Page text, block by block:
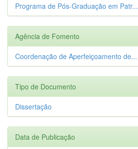
Programa de Pós-Graduação em Patr...
Agência de Fomento
Coordenação de Aperfeiçoamento de...
Tipo de Documento
Dissertação
Data de Publicação